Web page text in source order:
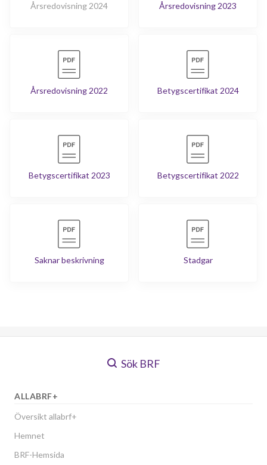
Årsredovisning 2024 Årsredovisning 2023
Årsredovisning 2022 Betygscertifikat 2024
Betygscertifikat 2023 Betygscertifikat 2022
Saknar beskrivning Stadgar
Sök BRF
ALLABRF+
Översikt allabrf+
Hemnet
BRF-Hemsida